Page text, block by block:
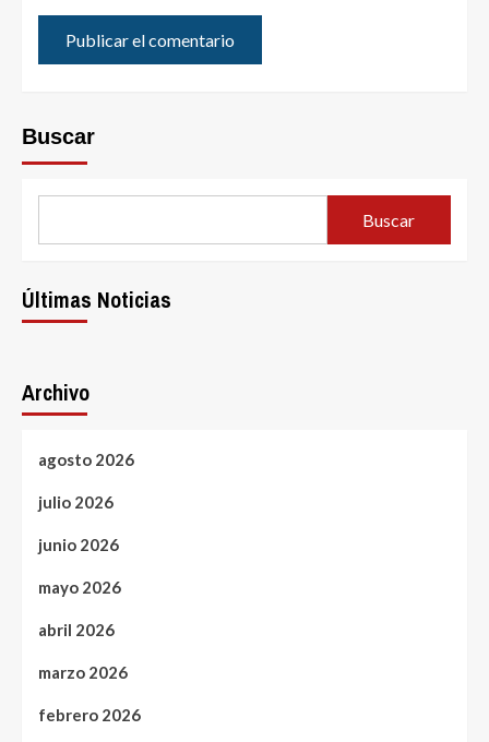
Buscar
Buscar
Últimas Noticias
Archivo
agosto 2026
julio 2026
junio 2026
mayo 2026
abril 2026
marzo 2026
febrero 2026